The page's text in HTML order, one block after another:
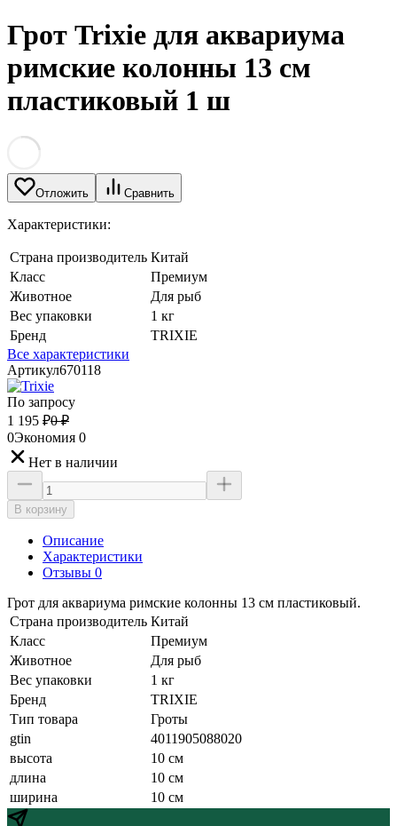
Грот Trixie для аквариума
римские колонны 13 см
пластиковый 1 ш
Отложить Сравнить
Характеристики:
Страна производитель Китай
Класс
Премиум
Животное
Для рыб
Вес упаковки
1 кг
Бренд
TRIXIE
Все характеристики
Артикул670118
По запросу
1 195 ₽0 ₽
0Экономия 0
Нет в наличии
В корзину
Описание
Характеристики
Отзывы 0
Грот для аквариума римские колонны 13 см пластиковый.
Страна производитель Китай
Класс
Премиум
Животное
Для рыб
Вес упаковки
1 кг
Бренд
TRIXIE
Тип товара
Гроты
gtin
4011905088020
высота
10 см
длина
10 см
ширина
10 см